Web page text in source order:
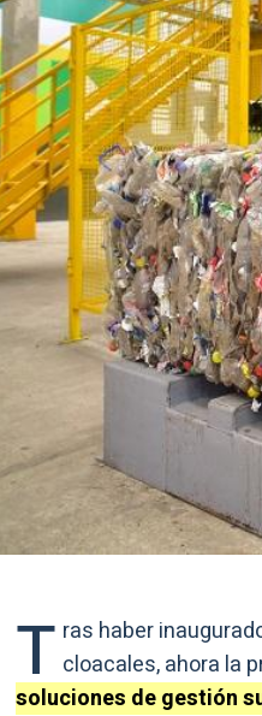
T ras haber
cloacales, ahora la
soluciones de gestión